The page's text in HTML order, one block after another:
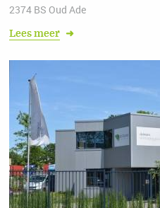
2374 BS Oud Ade
Lees meer ➜